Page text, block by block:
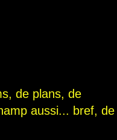
de plans, de
aussi... bref, de